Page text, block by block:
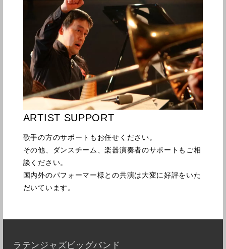
ARTIST SUPPORT
歌手の方のサポートもお任せください。
その他、ダンスチーム、楽器演奏者のサポートもご相
談ください。
国内外のパフォーマー様との共演は大変に好評をいた
だいています。
ラテンジャズビッグバンド